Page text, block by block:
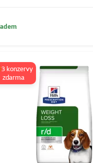
konzervy
zdarma